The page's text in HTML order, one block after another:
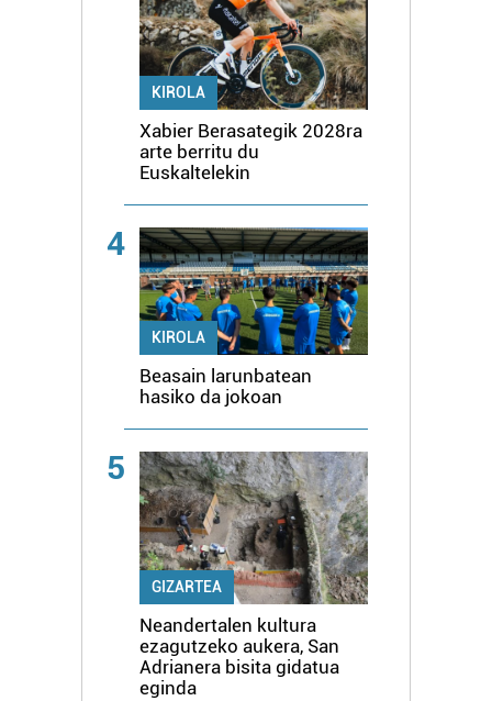
KIROLA
Xabier Berasategik 2028ra
arte berritu du
Euskaltelekin
4
KIROLA
Beasain larunbatean
hasiko da jokoan
5
GIZARTEA
Neandertalen kultura
ezagutzeko aukera, San
Adrianera bisita gidatua
eginda